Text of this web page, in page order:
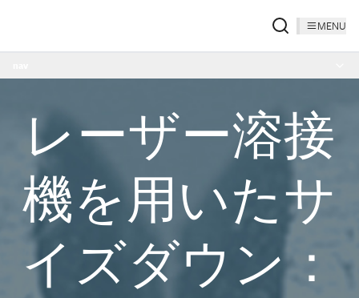
MENU
レーザー溶接
機を用いたサ
イズダウン：